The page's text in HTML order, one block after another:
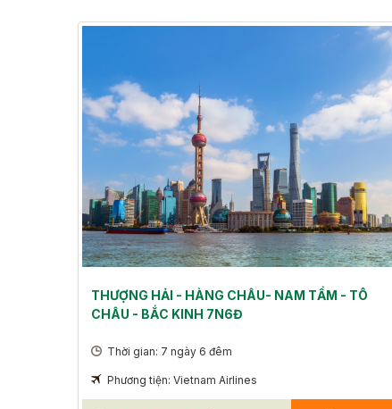
THƯỢNG HẢI - HÀNG CHÂU- NAM TẨM - TÔ
CHÂU - BẮC KINH 7N6Đ
Thời gian: 7 ngày 6 đêm
Phương tiện: Vietnam Airlines